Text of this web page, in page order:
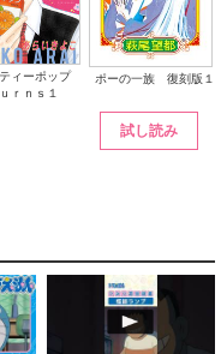
ィーポップ
ｒｎｓ１
ポーの一族 復刻版１
試し読み